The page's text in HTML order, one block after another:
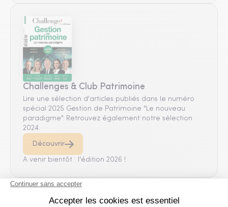
Challenges & Club Patrimoine
Lire une sélection d'articles publiés dans le numéro
spécial 2025 Gestion de Patrimoine "Le nouveau
paradigme". Retrouvez également notre sélection
2024.
Découvrir
A venir bientôt : l'édition 2026 !
Abonnement gratuit Newsletter